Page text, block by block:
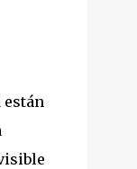
están